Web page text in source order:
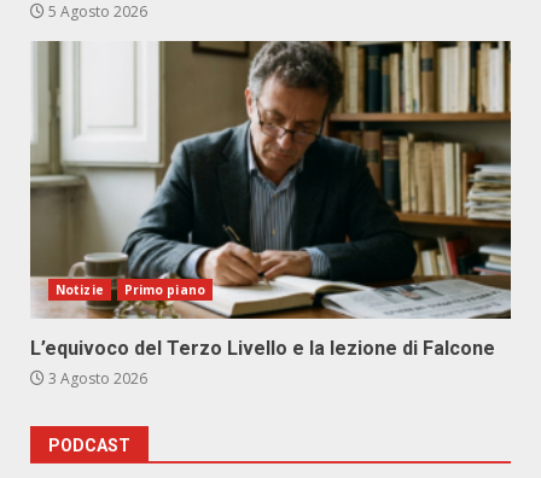
5 Agosto 2026
Notizie Primo piano
L’equivoco del Terzo Livello e la lezione di Falcone
3 Agosto 2026
PODCAST